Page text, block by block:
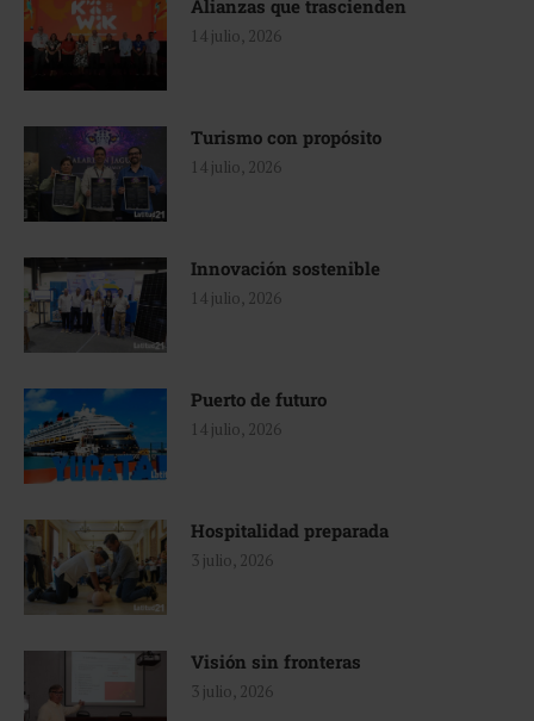
Alianzas que trascienden
14 julio, 2026
Turismo con propósito
14 julio, 2026
Innovación sostenible
14 julio, 2026
Puerto de futuro
14 julio, 2026
Hospitalidad preparada
3 julio, 2026
Visión sin fronteras
3 julio, 2026